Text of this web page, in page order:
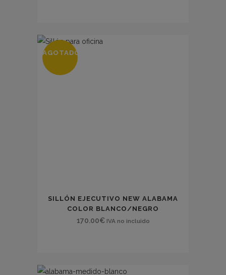
AGOTADO
SILLÓN EJECUTIVO NEW ALABAMA
COLOR BLANCO/NEGRO
170.00€ IVA no incluido